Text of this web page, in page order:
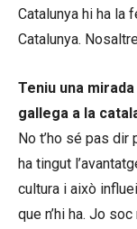
Catalunya hi ha la
Catalunya.
Teniu una
gallega a la
No t’ho sé pas dir
ha tingut
cultura i això
que n’hi ha. Jo